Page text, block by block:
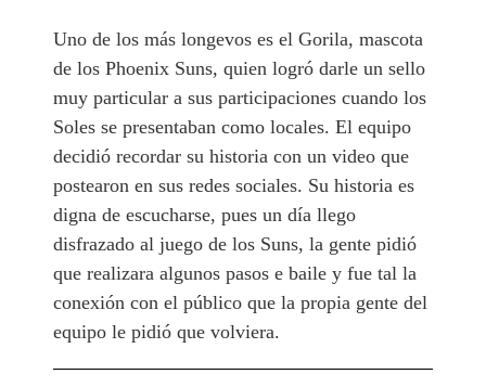
Uno de los más longevos es el Gorila, mascota
de los Phoenix Suns, quien logró darle un sello
muy particular a sus participaciones cuando los
Soles se presentaban como locales. El equipo
decidió recordar su historia con un video que
postearon en sus redes sociales. Su historia es
digna de escucharse, pues un día llego
disfrazado al juego de los Suns, la gente pidió
que realizara algunos pasos e baile y fue tal la
conexión con el público que la propia gente del
equipo le pidió que volviera.